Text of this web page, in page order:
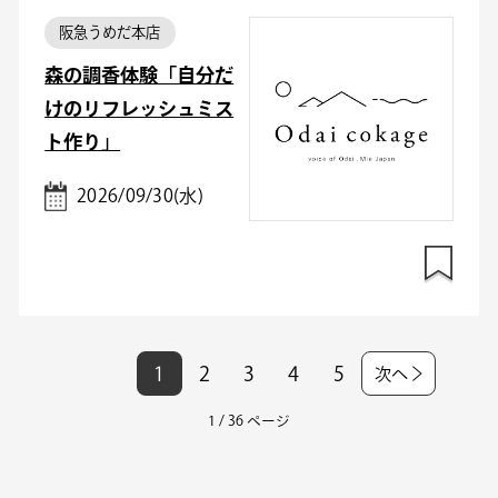
阪急うめだ本店
森の調香体験「自分だ
けのリフレッシュミス
ト作り」
2026/09/30(水)
1 2 3 4 5 次へ
1 / 36 ページ